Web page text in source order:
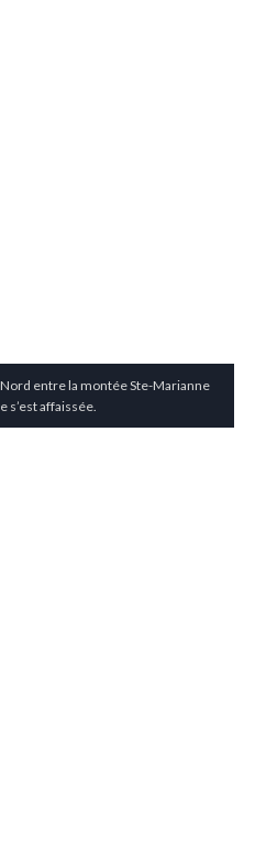
entre la montée Ste-Marianne
s’est affaissée.